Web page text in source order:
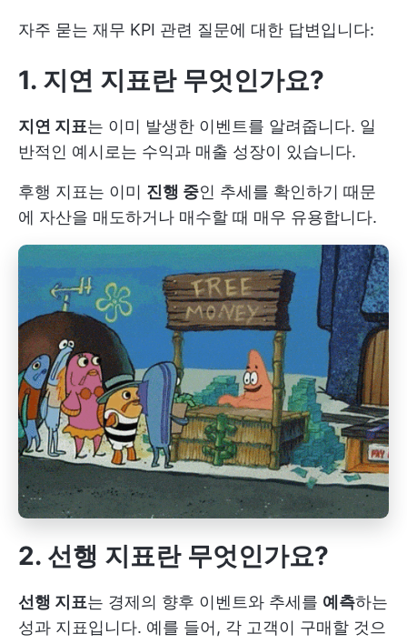
자주 묻는 재무 KPI 관련 질문에 대한 답변입니다:
1. 지연 지표란 무엇인가요?
지연 지표는 이미 발생한 이벤트를 알려줍니다. 일
반적인 예시로는 수익과 매출 성장이 있습니다.
후행 지표는 이미 진행 중인 추세를 확인하기 때문
에 자산을 매도하거나 매수할 때 매우 유용합니다.
2. 선행 지표란 무엇인가요?
선행 지표는 경제의 향후 이벤트와 추세를 예측하는
성과 지표입니다. 예를 들어, 각 고객이 구매할 것으